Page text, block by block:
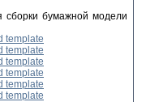
сборки бумажной модели
template
template
template
template
template
template